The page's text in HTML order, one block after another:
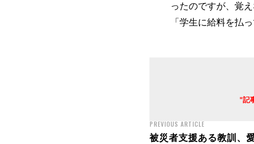
ったのですが、覚
「学生に給料を払
"記
PREVIOUS ARTICLE
被災者支援ある教訓、